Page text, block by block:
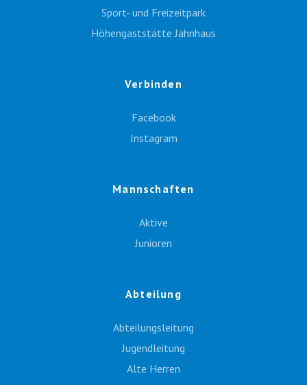
Sport- und Freizeitpark
Höhengaststätte Jahnhaus
Verbinden
Facebook
Instagram
Mannschaften
Aktive
Junioren
Abteilung
Abteilungsleitung
Jugendleitung
Alte Herren